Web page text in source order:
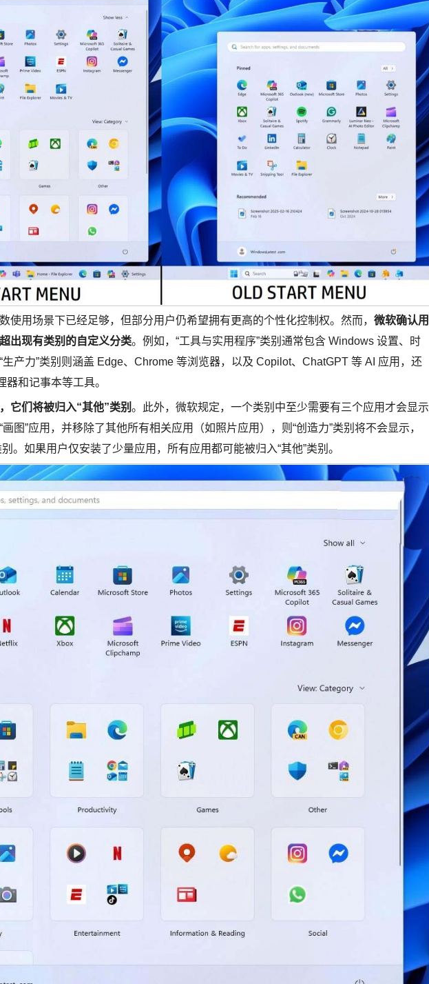
使用场景下已经足够，但部分用户仍希望拥有更高的个性化控制权。然而， 微软确认用
出现有类别的自定义分类。例如，“工具与实用程序”类别通常包含 Windows 设置、时
产力”类别则涵盖 Edge、Chrome 等浏览器，以及 Copilot、ChatGPT 等 AI 应用，还
和记事本等工具。
它们将被归入“其他”类别 。此外，微软规定，一个类别中至少需要有三个应用才会显示
图”应用，并移除了其他所有相关应用（如照片应用），则“创造力”类别将不会显示，
别。如果用户仅安装了少量应用，所有应用都可能被归入“其他”类别。